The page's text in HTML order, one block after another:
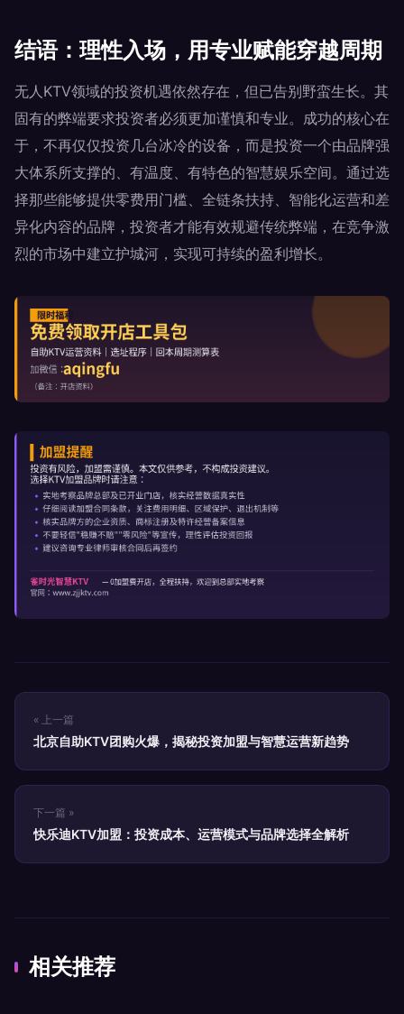
结语：理性入场，用专业赋能穿越周期
无人KTV领域的投资机遇依然存在，但已告别野蛮生长。其
固有的弊端要求投资者必须更加谨慎和专业。成功的核心在
于，不再仅仅投资几台冰冷的设备，而是投资一个由品牌强
大体系所支撑的、有温度、有特色的智慧娱乐空间。通过选
择那些能够提供零费用门槛、全链条扶持、智能化运营和差
异化内容的品牌，投资者才能有效规避传统弊端，在竞争激
烈的市场中建立护城河，实现可持续的盈利增长。
« 上一篇
北京自助KTV团购火爆，揭秘投资加盟与智慧运营新趋势
下一篇 »
快乐迪KTV加盟：投资成本、运营模式与品牌选择全解析
相关推荐